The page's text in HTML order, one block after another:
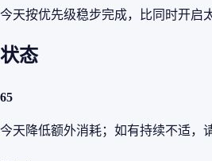
今天按优先级稳步完成，比同时开启
状态
65
今天降低额外消耗；如有持续不适，